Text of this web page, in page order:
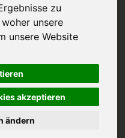
zu
unsere
unsere Website
akzeptieren
ändern